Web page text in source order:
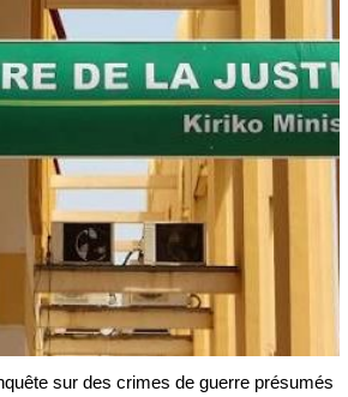
sur des crimes de guerre présumés